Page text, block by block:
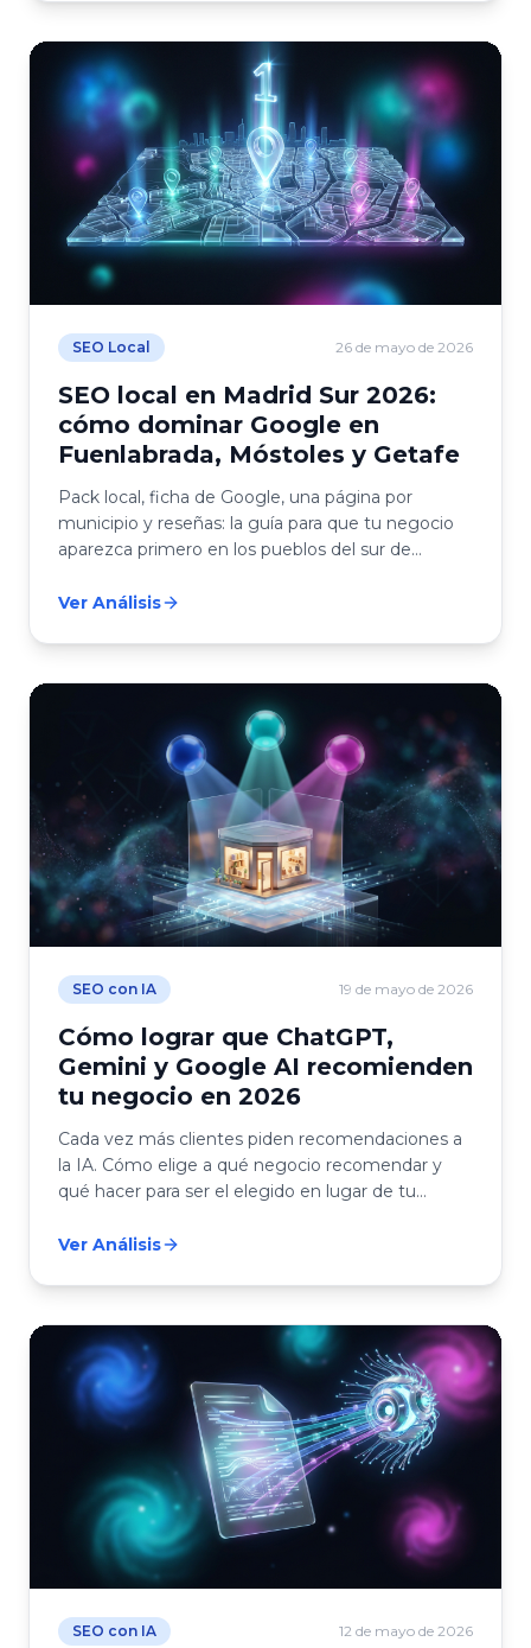
SEO Local 26 de mayo de 2026
SEO local en Madrid Sur 2026:
cómo dominar Google en
Fuenlabrada, Móstoles y Getafe
Pack local, ficha de Google, una página por
municipio y reseñas: la guía para que tu negocio
aparezca primero en los pueblos del sur de
Ver Análisis
SEO con IA 19 de mayo de 2026
Cómo lograr que ChatGPT,
Gemini y Google AI recomienden
tu negocio en 2026
Cada vez más clientes piden recomendaciones a
la IA. Cómo elige a qué negocio recomendar y
qué hacer para ser el elegido en lugar de tu
Ver Análisis
SEO con IA 12 de mayo de 2026